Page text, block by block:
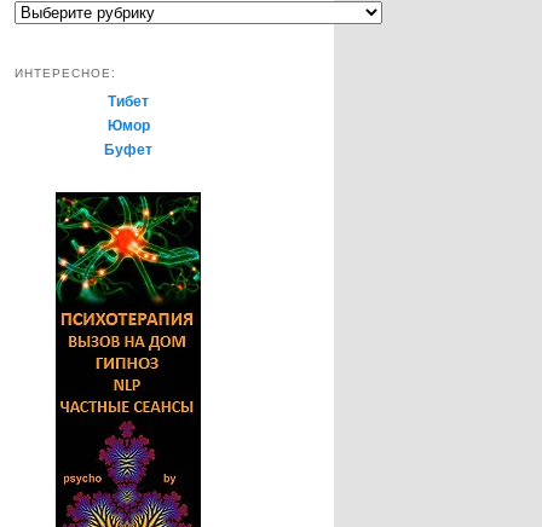
Р
р
ИНТЕРЕСНОЕ:
Тибет
Юмор
Буфет